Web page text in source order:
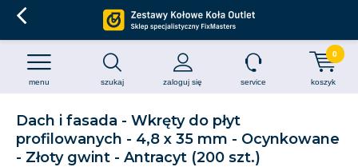
szukaj zaloguj się
menu service koszyk
0
Dach i fasada - Wkręty do płyt
profilowanych - 4,8 x 35 mm - Ocynkowane
- Złoty gwint - Antracyt (200 szt.)